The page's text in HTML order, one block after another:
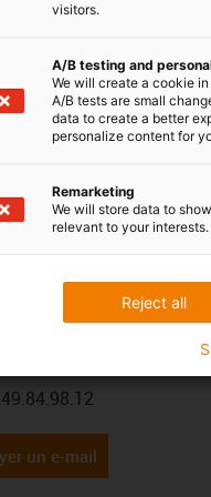
de répondre à
phone
un e-mail
visitors.
A/B testing and
We will create a cookie
A/B tests are small
data to create a better
personalize content for
Remarketing
We will store data to
relevant to your interests.
Reject all